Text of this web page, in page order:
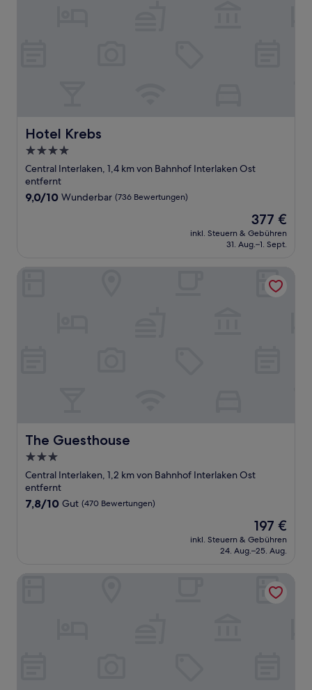
Hotel Krebs
Hotel Krebs
4.0-
Sterne-
Unterkunft
Central Interlaken, 1,4 km von Bahnhof Interlaken Ost
entfernt
9.0
9,0/10 Wunderbar (736 Bewertungen)
Der
Preis
beträgt
377 €
inkl. Steuern & Gebühren
31. Aug.–1. Sept.
The Guesthouse
The Guesthouse
3.0-
Sterne-
Unterkunft
Central Interlaken, 1,2 km von Bahnhof Interlaken Ost
entfernt
7.8
7,8/10 Gut (470 Bewertungen)
Der
Preis
beträgt
197 €
inkl. Steuern & Gebühren
24. Aug.–25. Aug.